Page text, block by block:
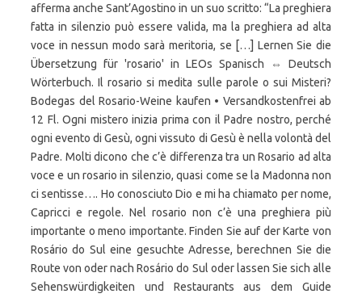
afferma anche Sant’Agostino in un suo scritto: “La preghiera
fatta in silenzio può essere valida, ma la preghiera ad alta
voce in nessun modo sarà meritoria, se […] Lernen Sie die
Übersetzung für 'rosario' in LEOs Spanisch ⇔ Deutsch
Wörterbuch. Il rosario si medita sulle parole o sui Misteri?
Bodegas del Rosario-Weine kaufen • Versandkostenfrei ab
12 Fl. Ogni mistero inizia prima con il Padre nostro, perché
ogni evento di Gesù, ogni vissuto di Gesù è nella volontà del
Padre. Molti dicono che c’è differenza tra un Rosario ad alta
voce e un rosario in silenzio, quasi come se la Madonna non
ci sentisse…. Ho conosciuto Dio e mi ha chiamato per nome,
Capricci e regole. Nel rosario non c’è una preghiera più
importante o meno importante. Finden Sie auf der Karte von
Rosário do Sul eine gesuchte Adresse, berechnen Sie die
Route von oder nach Rosário do Sul oder lassen Sie sich alle
Sehenswürdigkeiten und Restaurants aus dem Guide